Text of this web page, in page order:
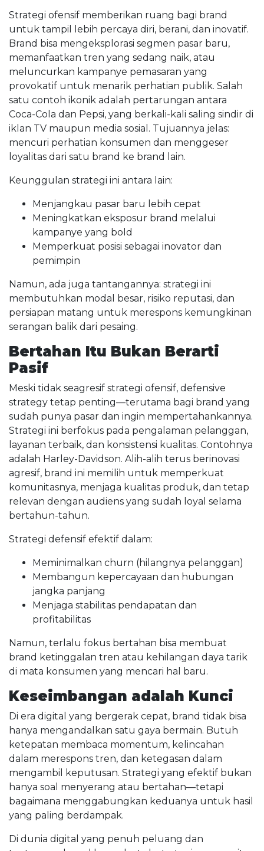
Strategi ofensif memberikan ruang bagi brand
untuk tampil lebih percaya diri, berani, dan inovatif.
Brand bisa mengeksplorasi segmen pasar baru,
memanfaatkan tren yang sedang naik, atau
meluncurkan kampanye pemasaran yang
provokatif untuk menarik perhatian publik. Salah
satu contoh ikonik adalah pertarungan antara
Coca-Cola dan Pepsi, yang berkali-kali saling sindir di
iklan TV maupun media sosial. Tujuannya jelas:
mencuri perhatian konsumen dan menggeser
loyalitas dari satu brand ke brand lain.
Keunggulan strategi ini antara lain:
Menjangkau pasar baru lebih cepat
Meningkatkan eksposur brand melalui
kampanye yang bold
Memperkuat posisi sebagai inovator dan
pemimpin
Namun, ada juga tantangannya: strategi ini
membutuhkan modal besar, risiko reputasi, dan
persiapan matang untuk merespons kemungkinan
serangan balik dari pesaing.
Bertahan Itu Bukan Berarti
Pasif
Meski tidak seagresif strategi ofensif, defensive
strategy tetap penting—terutama bagi brand yang
sudah punya pasar dan ingin mempertahankannya.
Strategi ini berfokus pada pengalaman pelanggan,
layanan terbaik, dan konsistensi kualitas. Contohnya
adalah Harley-Davidson. Alih-alih terus berinovasi
agresif, brand ini memilih untuk memperkuat
komunitasnya, menjaga kualitas produk, dan tetap
relevan dengan audiens yang sudah loyal selama
bertahun-tahun.
Strategi defensif efektif dalam:
Meminimalkan churn (hilangnya pelanggan)
Membangun kepercayaan dan hubungan
jangka panjang
Menjaga stabilitas pendapatan dan
profitabilitas
Namun, terlalu fokus bertahan bisa membuat
brand ketinggalan tren atau kehilangan daya tarik
di mata konsumen yang mencari hal baru.
Keseimbangan adalah Kunci
Di era digital yang bergerak cepat, brand tidak bisa
hanya mengandalkan satu gaya bermain. Butuh
ketepatan membaca momentum, kelincahan
dalam merespons tren, dan ketegasan dalam
mengambil keputusan. Strategi yang efektif bukan
hanya soal menyerang atau bertahan—tetapi
bagaimana menggabungkan keduanya untuk hasil
yang paling berdampak.
Di dunia digital yang penuh peluang dan